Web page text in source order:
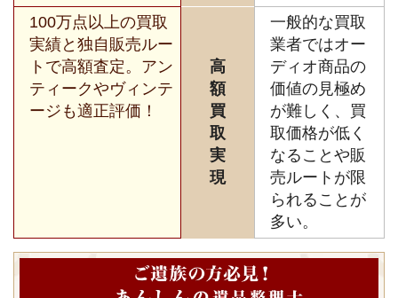
100万点以上の買取
実績と独自販売ルー
トで高額査定。アン
ティークやヴィンテ
ージも適正評価！
高
額
買
取
実
現
一般的な買取
業者ではオー
ディオ商品の
価値の見極め
が難しく、買
取価格が低く
なることや販
売ルートが限
られることが
多い。